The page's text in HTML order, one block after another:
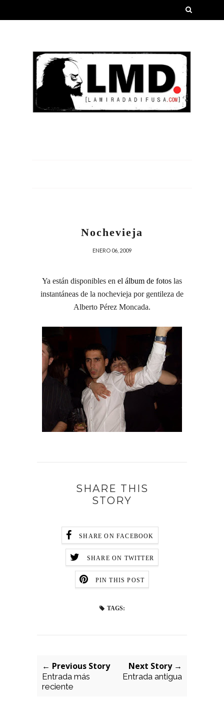
Nochevieja
ENERO 06, 2009
Ya están disponibles en el álbum de fotos las
instantáneas de la nochevieja por gentileza de
Alberto Pérez Moncada.
SHARE THIS
STORY
SHARE ON FACEBOOK
SHARE ON TWITTER
PIN THIS POST
TAGS:
← Previous Story
Entrada más
reciente
Next Story →
Entrada antigua